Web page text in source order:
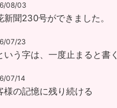
08/03
新聞230号ができました。
07/23
いう字は、一度止まると書く
07/14
様の記憶に残り続ける